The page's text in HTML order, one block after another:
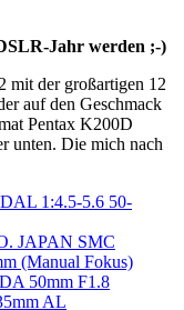
Jahr werden ;-)
mit der großartigen 12
auf den Geschmack
Pentax K200D
unten. Die mich nach
1:4.5-5.6 50-
JAPAN SMC
(Manual Fokus)
50mm F1.8
AL